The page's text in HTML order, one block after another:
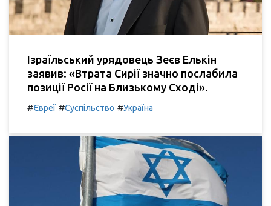
Ізраїльський урядовець Зеєв Елькін
заявив: «Втрата Сирії значно послабила
позиції Росії на Близькому Сході».
#Євреї #Суспільство #Україна